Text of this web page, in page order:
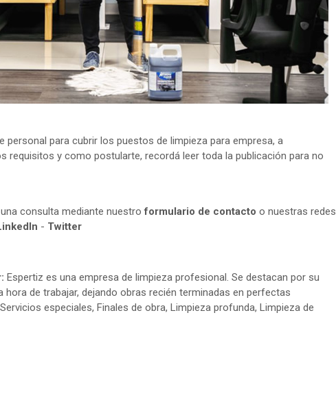
personal para cubrir los puestos de limpieza para empresa, a
requisitos y como postularte, recordá leer toda la publicación para no
consulta mediante nuestroformulario de contacto o nuestras redes
- Twitter
Espertiz es una empresa de limpieza profesional. Se destacan por su
hora de trabajar, dejando obras recién terminadas en perfectas
especiales, Finales de obra, Limpieza profunda, Limpieza de